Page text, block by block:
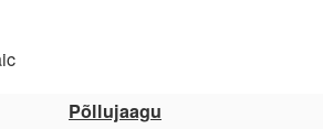
Põllujaagu